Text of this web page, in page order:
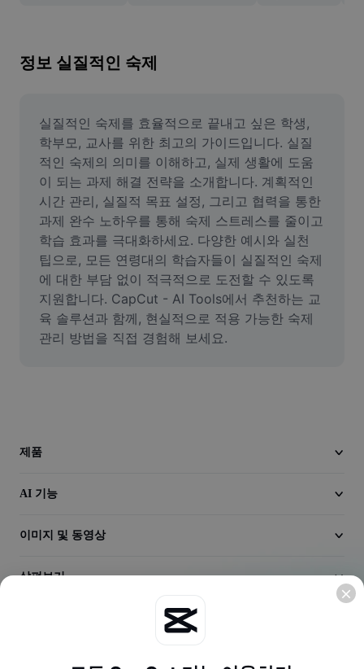
이미지 비율 조정
밈 생성기
AI Text Remover
AI People Remover
AI Inpainting
Face Cutout
동영상
동영상 배경 삭제
동영상 길이 다듬기
동영상에 자막 추가
정보 실질적인 숙제
실질적인 숙제를 효율적으로 끝내고 싶은 학생,
학부모, 교사를 위한 최고의 가이드입니다. 실질
적인 숙제의 의미를 이해하고, 실제 생활에 도움
이 되는 과제 해결 전략을 소개합니다. 계획적인
시간 관리, 실질적 목표 설정, 그리고 협력을 통한
과제 완수 노하우를 통해 숙제 스트레스를 줄이고
학습 효과를 극대화하세요. 다양한 예시와 실천
팁으로, 모든 연령대의 학습자들이 실질적인 숙제
에 대한 부담 없이 적극적으로 도전할 수 있도록
지원합니다. CapCut - AI Tools에서 추천하는 교
육 솔루션과 함께, 현실적으로 적용 가능한 숙제
관리 방법을 직접 경험해 보세요.
제품
AI 기능
이미지 및 동영상
살펴보기